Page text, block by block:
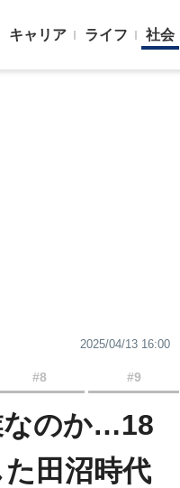
キャリア ライフ 社会
2025/04/13 16:00
#8 #9
なのか…18
田沼時代